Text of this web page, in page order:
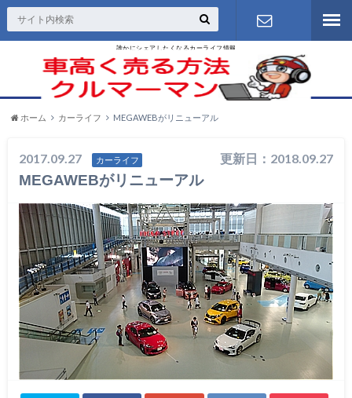
誰かにシェアしたくなるカーライフ情報
お問い合わ
せ
ホーム カーライフ MEGAWEBがリニューアル
2017.09.27 カーライフ 更新日：2018.09.27
MEGAWEBがリニューアル